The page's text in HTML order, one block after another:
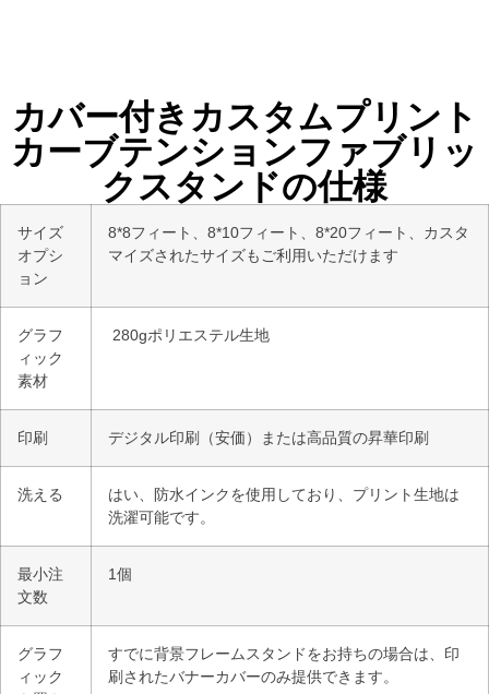
カバー付きカスタムプリント
カーブテンションファブリッ
クスタンドの仕様
サイズ
オプシ
ョン
8*8フィート、8*10フィート、8*20フィート、カスタ
マイズされたサイズもご利用いただけます
グラフ
ィック
素材
280gポリエステル生地
印刷 デジタル印刷（安価）または高品質の昇華印刷
洗える
はい、防水インクを使用しており、プリント生地は
洗濯可能です。
最小注
文数
1個
グラフ
ィック
すでに背景フレームスタンドをお持ちの場合は、印
刷されたバナーカバーのみ提供できます。